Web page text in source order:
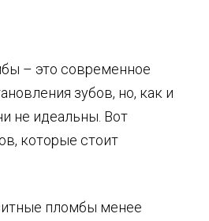
– это современное
зубов, но, как и
не идеальны. Вот
которые стоит
пломбы менее